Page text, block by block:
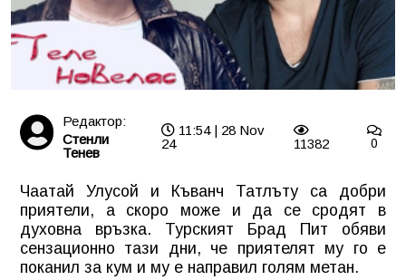
Редактор:
Стенли
Тенев
11:54 | 28 Nov
24
11382 0
Чаатай Улусой и Къванч Татлъту са добри
приятели, а скоро може и да се сродят в
духовна връзка. Турският Брад Пит обяви
сензационно тази дни, че приятелят му го е
поканил за кум и му е направил голям метан.